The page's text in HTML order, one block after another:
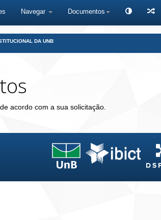
Navegar Documentos
DA UNB
acordo com a sua solicitação.